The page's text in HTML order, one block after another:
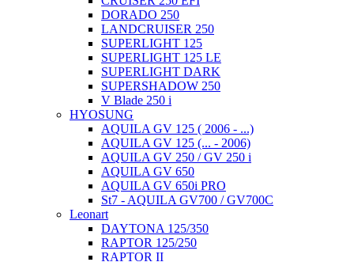
DORADO 250
LANDCRUISER 250
SUPERLIGHT 125
SUPERLIGHT 125 LE
SUPERLIGHT DARK
SUPERSHADOW 250
V Blade 250 i
HYOSUNG
AQUILA GV 125 ( 2006 - ...)
AQUILA GV 125 (... - 2006)
AQUILA GV 250 / GV 250 i
AQUILA GV 650
AQUILA GV 650i PRO
St7 - AQUILA GV700 / GV700C
Leonart
DAYTONA 125/350
RAPTOR 125/250
RAPTOR II